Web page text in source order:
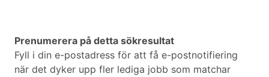
Prenumerera på detta sökresultat
Fyll i din e-postadress för att få e-postnotifiering
när det dyker upp fler lediga jobb som matchar